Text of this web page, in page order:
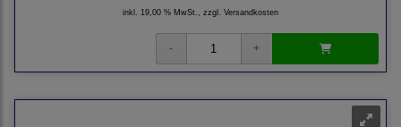
inkl. 19,00 % MwSt., zzgl. Versandkosten